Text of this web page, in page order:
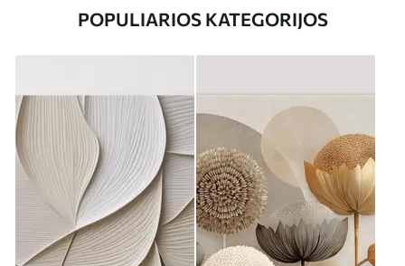
POPULIARIOS KATEGORIJOS